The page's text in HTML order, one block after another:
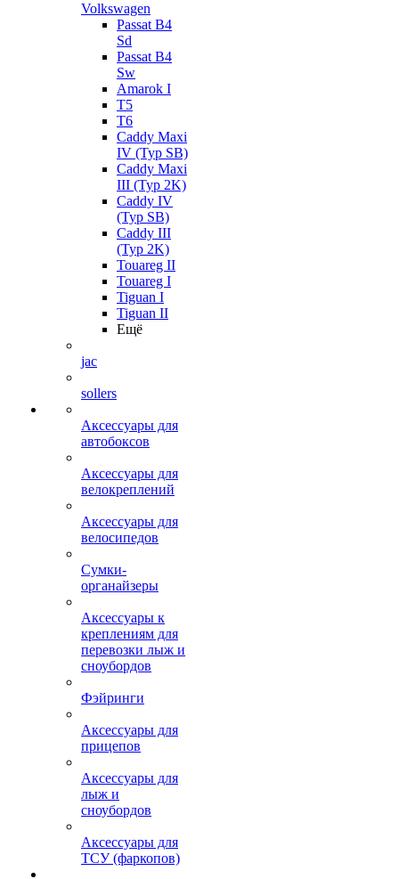
Volkswagen
Passat B4
Sd
Passat B4
Sw
Amarok I
T5
T6
Caddy Maxi
IV (Typ SB)
Caddy Maxi
III (Typ 2K)
Caddy IV
(Typ SB)
Caddy III
(Typ 2K)
Touareg II
Touareg I
Tiguan I
Tiguan II
Ещё
jac
sollers
Аксессуары для
автобоксов
Аксессуары для
велокреплений
Аксессуары для
велосипедов
Сумки-
органайзеры
Аксессуары к
креплениям для
перевозки лыж и
сноубордов
Фэйринги
Аксессуары для
прицепов
Аксессуары для
лыж и
сноубордов
Аксессуары для
ТСУ (фаркопов)